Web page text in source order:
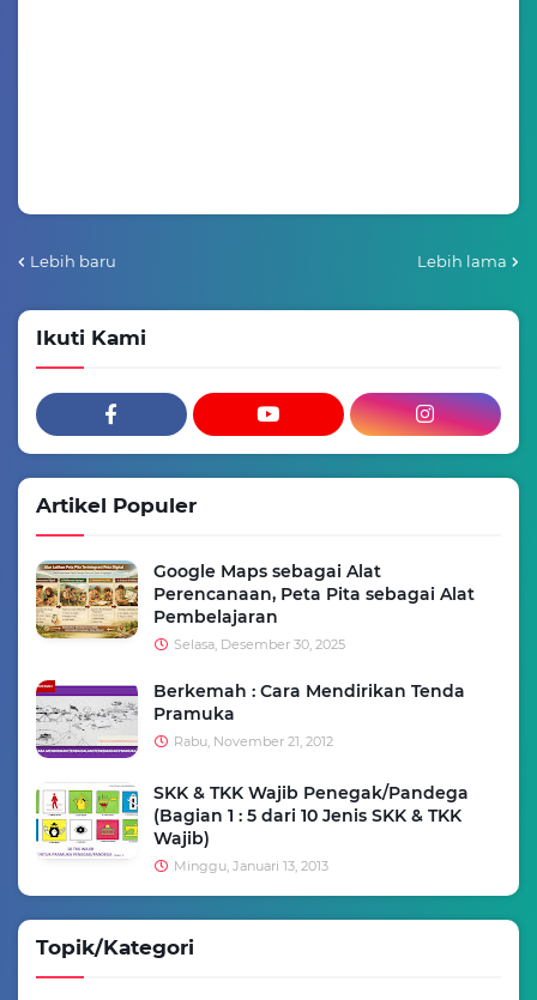
Lebih baru Lebih lama
Ikuti Kami
Artikel Populer
Google Maps sebagai Alat
Perencanaan, Peta Pita sebagai Alat
Pembelajaran
Selasa, Desember 30, 2025
Berkemah : Cara Mendirikan Tenda
Pramuka
Rabu, November 21, 2012
SKK & TKK Wajib Penegak/Pandega
(Bagian 1 : 5 dari 10 Jenis SKK & TKK
Wajib)
Minggu, Januari 13, 2013
Topik/Kategori